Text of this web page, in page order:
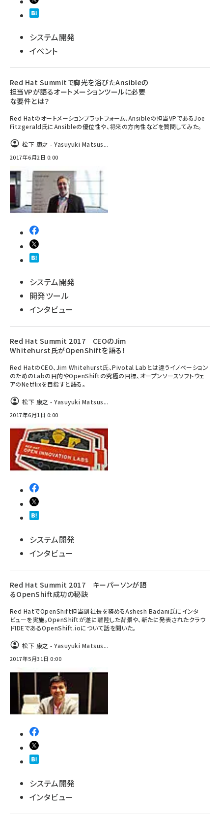
システム開発
イベント
Red Hat Summitで脚光を浴びたAnsibleの
担当VPが語るオートメーションツールに必要
な要件とは？
Red Hatのオートメーションプラットフォーム、Ansibleの担当VPであるJoe
Fitzgerald氏にAnsibleの優位性や、将来の方向性などを質問してみた。
松下 康之 - Yasuyuki Matsus...
2017年6月2日 0:00
システム開発
開発ツール
インタビュー
Red Hat Summit 2017 CEOのJim
Whitehurst氏がOpenShiftを語る！
Red HatのCEO、Jim Whitehurst氏、Pivotal Labとは違うイノベーション
のためのLabの目的やOpenShiftの究極の目標、オープンソースソフトウェ
アのNetflixを目指すと語る。
松下 康之 - Yasuyuki Matsus...
2017年6月1日 0:00
システム開発
インタビュー
Red Hat Summit 2017 キーパーソンが語
るOpenShift成功の秘訣
Red HatでOpenShift担当副社長を務めるAshesh Badani氏にインタ
ビューを実施。OpenShiftが遂に離陸した背景や、新たに発表されたクラウ
ドIDEであるOpenShift.ioについて話を聞いた。
松下 康之 - Yasuyuki Matsus...
2017年5月31日 0:00
システム開発
インタビュー